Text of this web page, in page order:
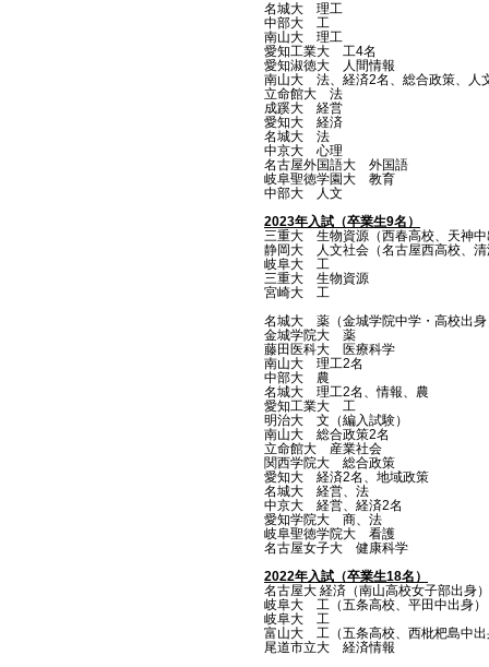
名城大 理工
中部大 工
南山大 理工
愛知工業大 工4名
愛知淑徳大 人間情報
南山大 法、経済2名、総合政策、人
立命館大 法
成蹊大 経営
愛知大 経済
名城大 法
中京大 心理
名古屋外国語大 外国語
岐阜聖徳学園大 教育
中部大 人文
2023年入試（卒業生9名）
三重大 生物資源（西春高校、天神中
静岡大 人文社会（名古屋西高校、清
岐阜大 工
三重大 生物資源
宮崎大 工
名城大 薬（金城学院中学・高校出身
金城学院大 薬
藤田医科大 医療科学
南山大 理工2名
中部大 農
名城大 理工2名、情報、農
愛知工業大 工
明治大 文（編入試験）
南山大 総合政策2名
立命館大 産業社会
関西学院大 総合政策
愛知大 経済2名、地域政策
名城大 経営、法
中京大 経営、経済2名
愛知学院大 商、法
岐阜聖徳学院大 看護
​名古屋女子大 健康科学
2022年入試（卒業生18名）
名古屋大 経済（南山高校女子部出身）
岐阜大 工（五条高校、平田中出身）
岐阜大 工
富山大 工（五条高校、西枇杷島中出
尾道市立大 経済情報